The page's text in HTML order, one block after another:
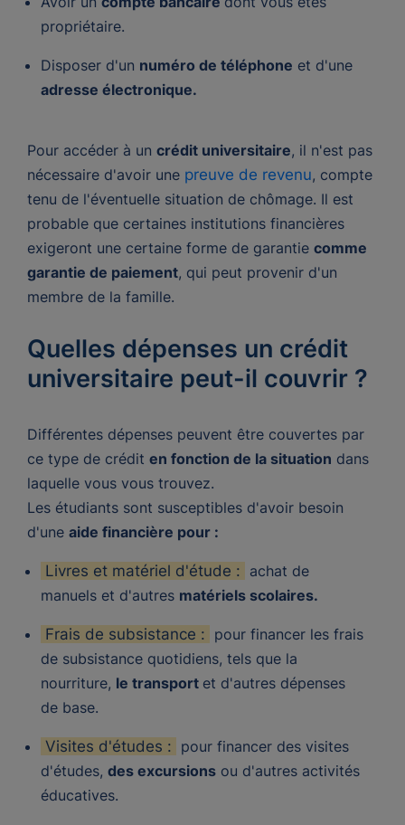
propriétaire.
Disposer d'un numéro de téléphone et d'une
adresse électronique.
Pour accéder à un crédit universitaire, il n'est pas
nécessaire d'avoir une preuve de revenu, compte
tenu de l'éventuelle situation de chômage. Il est
probable que certaines institutions financières
exigeront une certaine forme de garantie comme
garantie de paiement, qui peut provenir d'un
membre de la famille.
Quelles dépenses un crédit
universitaire peut-il couvrir ?
Différentes dépenses peuvent être couvertes par
ce type de crédit en fonction de la situation dans
laquelle vous vous trouvez.
Les étudiants sont susceptibles d'avoir besoin
d'une aide financière pour :
Livres et matériel d'étude : achat de
manuels et d'autres matériels scolaires.
Frais de subsistance : pour financer les frais
de subsistance quotidiens, tels que la
nourriture, le transport et d'autres dépenses
de base.
Visites d'études : pour financer des visites
d'études, des excursions ou d'autres activités
éducatives.